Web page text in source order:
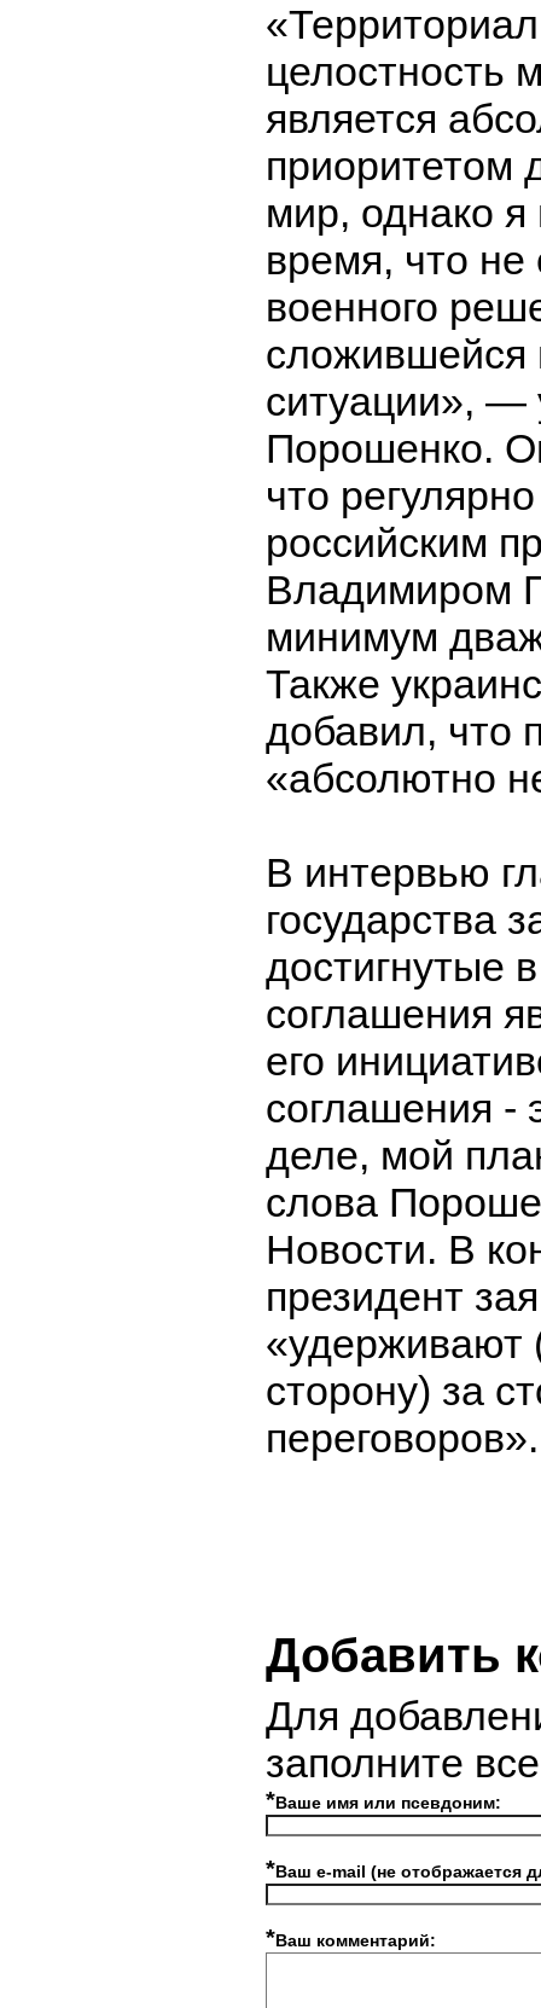
целостность
является
приоритетом
мир, однако
время, что не
военного
сложившейся
ситуации», —
Порошенко.
что
российским
Владимиром
минимум
Также
добавил, что
«абсолютно
В интервью
государства
достигнутые
соглашения
его
соглашения -
деле, мой
слова
Новости. В
президент
«удерживают
сторону) за
переговоров».
Добавить
Для
заполните
*Ваше имя или псевдоним:
*Ваш e-mail (не отображается
*Ваш комментарий: